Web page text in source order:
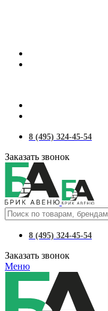
8 (495) 324-45-54
Заказать звонок
8 (495) 324-45-54
Заказать звонок
Меню